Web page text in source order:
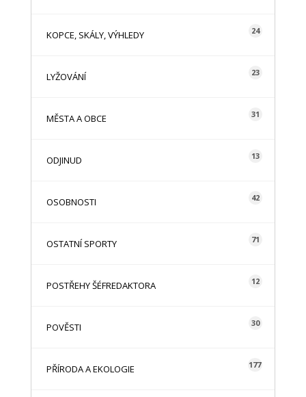
KOPCE, SKÁLY, VÝHLEDY 24
LYŽOVÁNÍ 23
MĚSTA A OBCE 31
ODJINUD 13
OSOBNOSTI 42
OSTATNÍ SPORTY 71
POSTŘEHY ŠÉFREDAKTORA 12
POVĚSTI 30
PŘÍRODA A EKOLOGIE 177